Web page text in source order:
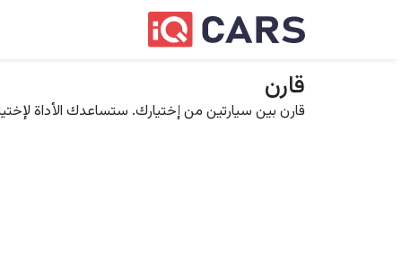
قارن
قارن بين سيارتين من إختيارك. ستساعدك الأداة